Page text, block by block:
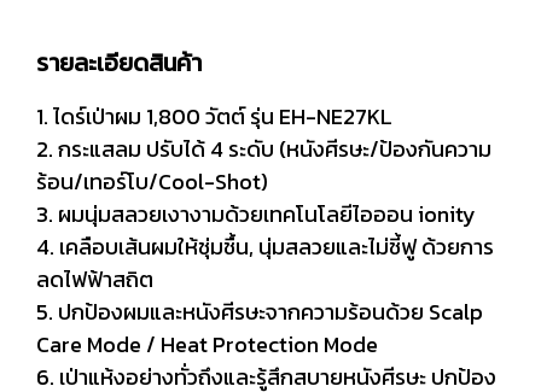
รายละเอียดสินค้า
1. ไดร์เป่าผม 1,800 วัตต์ รุ่น EH-NE27KL
2. กระแสลม ปรับได้ 4 ระดับ (หนังศีรษะ/ป้องกันความ
ร้อน/เทอร์โบ/Cool-Shot)
3. ผมนุ่มสลวยเงางามด้วยเทคโนโลยีไอออน ionity
4. เคลือบเส้นผมให้ชุ่มชื้น, นุ่มสลวยและไม่ชี้ฟู ด้วยการ
ลดไฟฟ้าสถิต
5. ปกป้องผมและหนังศีรษะจากความร้อนด้วย Scalp
Care Mode / Heat Protection Mode
6. เป่าแห้งอย่างทั่วถึงและรู้สึกสบายหนังศีรษะ ปกป้อง